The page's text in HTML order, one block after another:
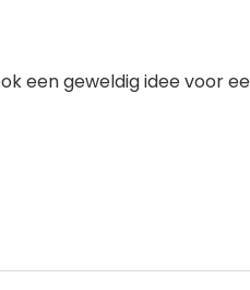
een geweldig idee voor